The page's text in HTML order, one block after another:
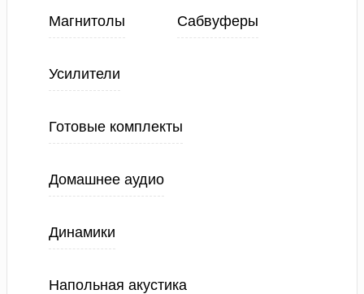
Магнитолы Сабвуферы
Усилители
Готовые комплекты
Домашнее аудио
Динамики
Напольная акустика